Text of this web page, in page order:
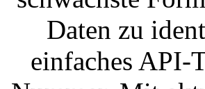
Daten zu
einfaches API-